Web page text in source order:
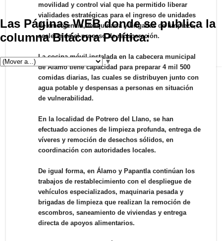
movilidad y control vial que ha permitido liberar
vialidades estratégicas para el ingreso de unidades
de emergencia, maquinaria y brigadas de limpieza,
acelerando el proceso de recuperación.
La cocina móvil instalada en la cabecera municipal
de Álamo tiene capacidad para preparar 4 mil 500
comidas diarias, las cuales se distribuyen junto con
agua potable y despensas a personas en situación
de vulnerabilidad.
En la localidad de Potrero del Llano, se han
efectuado acciones de limpieza profunda, entrega de
víveres y remoción de desechos sólidos, en
coordinación con autoridades locales.
De igual forma, en Álamo y Papantla continúan los
trabajos de restablecimiento con el despliegue de
vehículos especializados, maquinaria pesada y
brigadas de limpieza que realizan la remoción de
escombros, saneamiento de viviendas y entrega
directa de apoyos alimentarios.
Ver versión web
Las Páginas WEB donde se publica la
columna Bitácora Política:
▼